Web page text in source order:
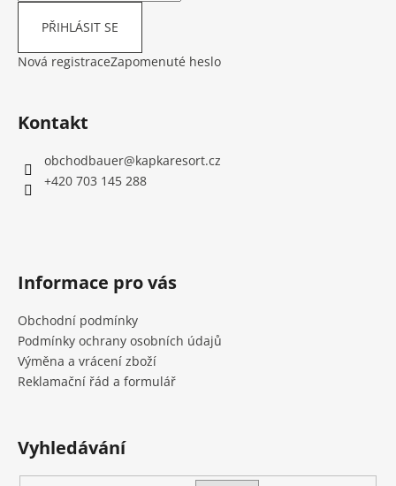
PŘIHLÁSIT SE
Nová registraceZapomenuté heslo
Kontakt
obchodbauer@kapkaresort.cz
+420 703 145 288
Informace pro vás
Obchodní podmínky
Podmínky ochrany osobních údajů
Výměna a vrácení zboží
Reklamační řád a formulář
Vyhledávání